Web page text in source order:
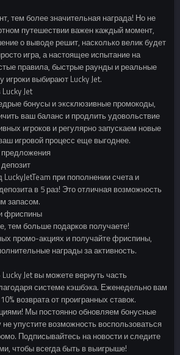
тем более значительная награда! Но не
путешествии важен каждый момент,
о выводе решит, насколько велик будет
игра, а настоящее испытание на
правила, быстрые раунды и реальные
выбирают Lucky Jet.
Jet
бонусы и эксклюзивные промокоды,
ваш баланс и продлить удовольствие
игроков и регулярно запускаем новые
игровой процесс еще выгоднее.
при пополнении счета и
в 5 раз! Это отличная возможность
запасом.
фриспины
тем больше подарков получаете!
промо-акциях и получайте фриспины,
награды за активность.
Jet вы можете вернуть часть
системе кэшбэка. Еженедельно вам
возврата от проигранных ставок.
Мы постоянно обновляем бонусные
упустите возможность воспользоваться
Подписывайтесь на новости и следите
чтобы всегда быть в выигрыше!